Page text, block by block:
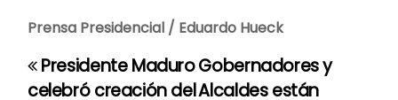
Prensa Presidencial / Eduardo Hueck
N
Gobernadores y
Alcaldes están
Presidente Maduro
celebró creación del